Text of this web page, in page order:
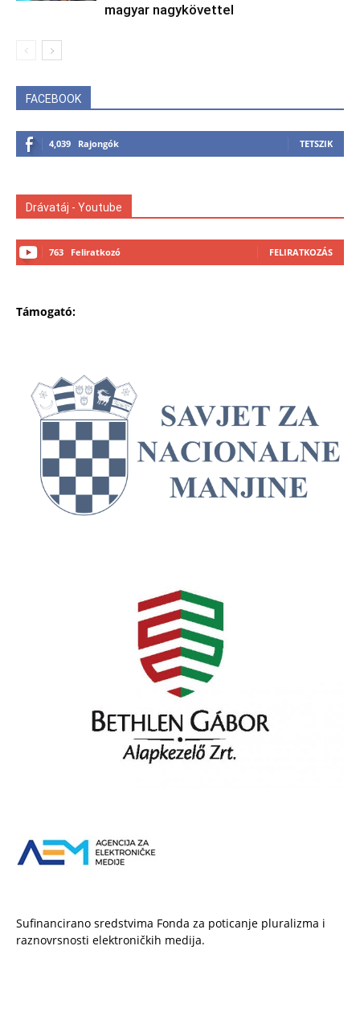
magyar nagykövettel
FACEBOOK
4,039 Rajongók TETSZIK
Drávatáj - Youtube
763 Feliratkozó FELIRATKOZÁS
Támogató:
Sufinancirano sredstvima Fonda za poticanje pluralizma i
raznovrsnosti elektroničkih medija.